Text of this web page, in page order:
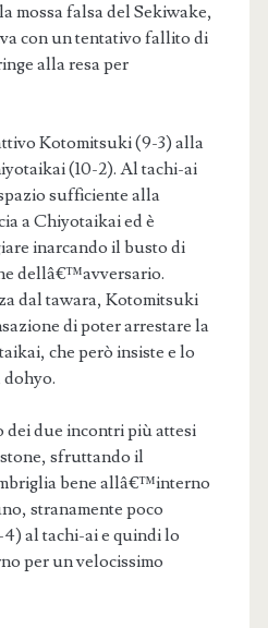
mossa falsa del Sekiwake,
con un tentativo fallito di
alla resa per
Kotomitsuki (9-3) alla
(10-2). Al tachi-ai
sufficiente alla
a Chiyotaikai ed è
inarcando il busto di
dellâ€™avversario.
dal tawara, Kotomitsuki
di poter arrestare la
che però insiste e lo
dohyo.
dei due incontri più attesi
sfruttando il
bene allâ€™interno
stranamente poco
al tachi-ai e quindi lo
per un velocissimo